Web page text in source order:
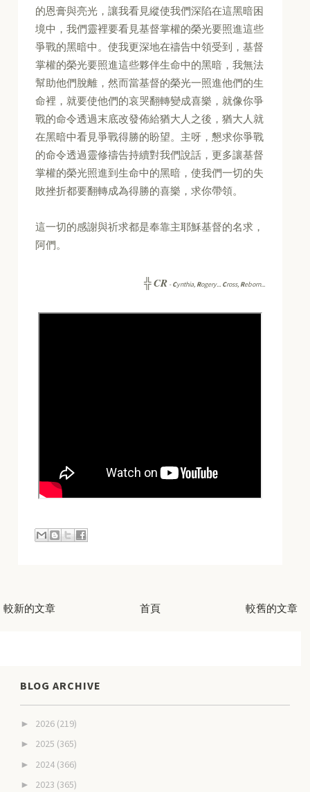
的恩膏與亮光，讓我看見縱使我們深陷在這黑暗困
境中，我們靈裡要看見基督掌權的榮光要照進這些
爭戰的黑暗中。使我更深地在禱告中領受到，基督
掌權的榮光要照進這些夥伴生命中的黑暗，我無法
幫助他們脫離，然而當基督的榮光一照進他們的生
命裡，就要使他們的哀哭翻轉變成喜樂，就像你爭
戰的命令透過末底改發佈給猶大人之後，猶大人就
在黑暗中看見爭戰得勝的盼望。主呀，懇求你爭戰
的命令透過靈修禱告持續對我們說話，更多讓基督
掌權的榮光照進到生命中的黑暗，使我們一切的失
敗挫折都要翻轉成為得勝的喜樂，求你帶領。
這一切的感謝與祈求都是奉靠主耶穌基督的名求，
阿們。
╬CR -Cynthia, Rogery... Cross, Reborn...
較新的文章 較舊的文章
首頁
BLOG ARCHIVE
► 2026 (219)
► 2025 (365)
► 2024 (366)
► 2023 (365)